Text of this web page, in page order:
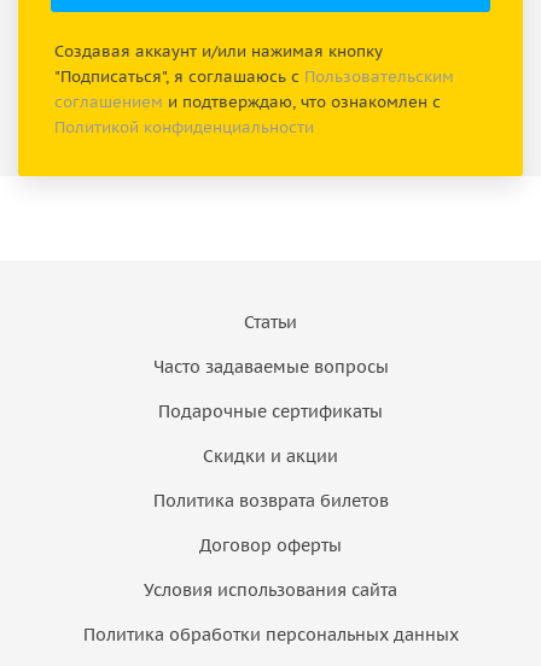
Создавая аккаунт и/или нажимая кнопку
"Подписаться", я соглашаюсь с Пользовательским
соглашением и подтверждаю, что ознакомлен с
Политикой конфиденциальности
Статьи
Часто задаваемые вопросы
Подарочные сертификаты
Скидки и акции
Политика возврата билетов
Договор оферты
Условия использования сайта
Политика обработки персональных данных